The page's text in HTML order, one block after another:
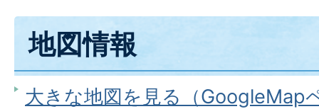
地図情報
大きな地図を見る（GoogleMap